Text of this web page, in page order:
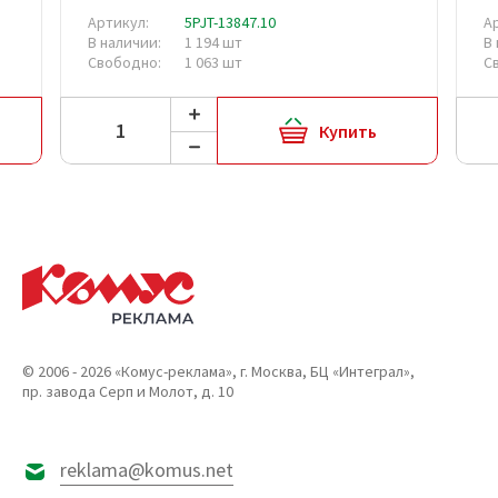
Артикул:
5PJT-13847.10
В наличии:
1 194 шт
Свободно:
1 063 шт
Купить
В
© 2006 - 2026 «Комус-реклама», г. Москва, БЦ «Интеграл»,
пр. завода Серп и Молот, д. 10
reklama@komus.net